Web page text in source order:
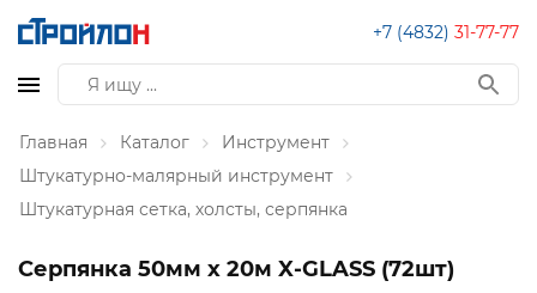
+7 (4832) 31-77-77
Главная Каталог
Инструмент
Штукатурно-малярный инструмент
Штукатурная сетка, холсты, серпянка
Серпянка 50мм х 20м X-GLASS (72шт)